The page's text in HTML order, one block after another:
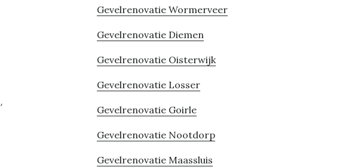
,
Gevelrenovatie Wormerveer
Gevelrenovatie Diemen
Gevelrenovatie Oisterwijk
Gevelrenovatie Losser
Gevelrenovatie Goirle
Gevelrenovatie Nootdorp
Gevelrenovatie Maassluis